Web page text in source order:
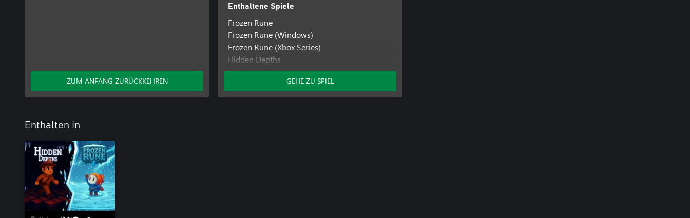
ZUM ANFANG ZURÜCKKEHREN
Enthaltene Spiele
Frozen Rune
Frozen Rune (Windows)
Frozen Rune (Xbox Series)
Hidden Depths
Hidden Depths (Windows)
Hidden Depths (Xbox Series)
GEHE ZU SPIEL
Enthalten in